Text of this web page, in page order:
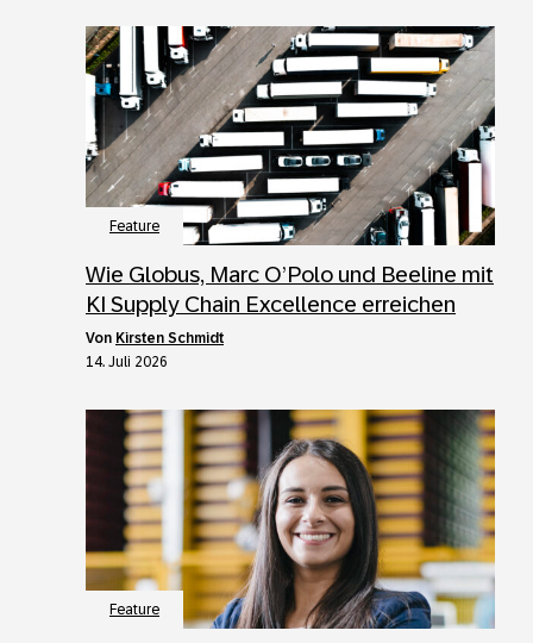
Feature
Wie Globus, Marc O’Polo und Beeline mit
KI Supply Chain Excellence erreichen
von Kirsten Schmidt
14. Juli 2026
Feature